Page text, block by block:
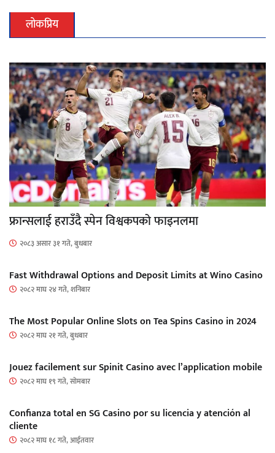
लोकप्रिय
फ्रान्सलाई हराउँदै स्पेन विश्वकपको फाइनलमा
२०८३ असार ३१ गते, बुधबार
Fast Withdrawal Options and Deposit Limits at Wino Casino
२०८२ माघ २४ गते, शनिबार
The Most Popular Online Slots on Tea Spins Casino in 2024
२०८२ माघ २१ गते, बुधबार
Jouez facilement sur Spinit Casino avec l’application mobile
२०८२ माघ १९ गते, सोमबार
Confianza total en SG Casino por su licencia y atención al
cliente
२०८२ माघ १८ गते, आईतवार